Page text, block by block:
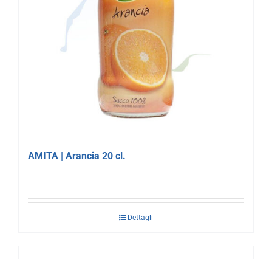
AMITA | Arancia 20 cl.
Dettagli